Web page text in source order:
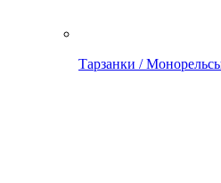
Тарзанки /